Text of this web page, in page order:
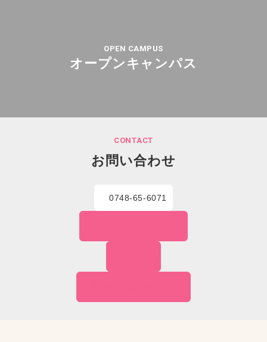
OPEN CAMPUS
オープンキャンパス
CONTACT
お問い合わせ
0748-65-6071